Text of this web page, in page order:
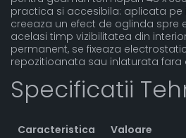
practica si accesibila: aplicata pe
creeaza un efect de oglinda spre
acelasi timp vizibilitatea din
permanent, se fixeaza
repozitioanata sau inlaturata fara
Specificatii
Caracteristica
Valoare